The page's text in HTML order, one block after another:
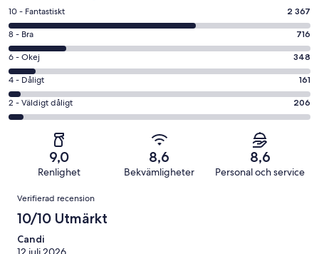
10
-
Fantastiskt
i
betyg.
2367
av
3798
recensioner
10 - Fantastiskt 2 367
8
-
Bra
i
betyg.
716
recensioner
8 - Bra 716
6
-
Okej
i
betyg.
recensioner
6 - Okej 348
4
-
Dåligt
recensioner
4 - Dåligt 161
2
-
betyg.
206
3798
recensioner
2 - Väldigt dåligt 206
9,0
Renlighet
8,6
Bekvämligheter
8,6
Personal och service
Recensioner
Verifierad recension
10/10 Utmärkt
Candi